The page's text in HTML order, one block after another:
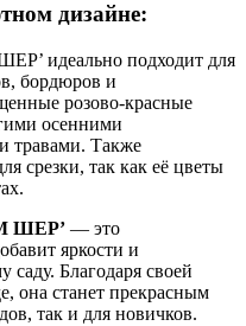
дизайне:
идеально подходит для
бордюров и
розово-красные
осенними
травами. Также
срезки, так как её цветы
ШЕР’ — это
яркости и
саду. Благодаря своей
она станет прекрасным
так и для новичков.